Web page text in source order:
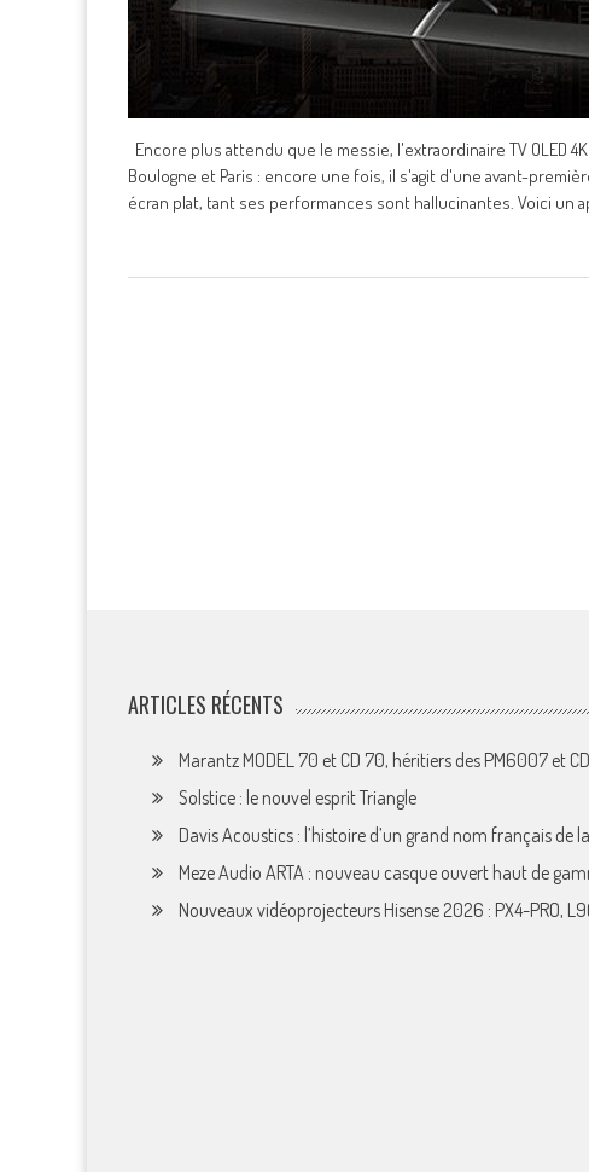
Encore plus attendu que le messie, l'extraordinaire TV OLED
Boulogne et Paris : encore une fois, il s'agit d'une avant-
écran plat, tant ses performances sont hallucinantes. Voici un
ARTICLES RÉCENTS
Marantz MODEL 70 et CD 70, héritiers des PM6007 et
Solstice : le nouvel esprit Triangle
Davis Acoustics : l’histoire d’un grand nom français de
Meze Audio ARTA : nouveau casque ouvert haut de
Nouveaux vidéoprojecteurs Hisense 2026 : PX4-PRO,